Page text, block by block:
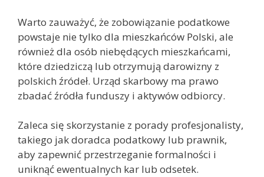
Warto zauważyć, że zobowiązanie podatkowe
powstaje nie tylko dla mieszkańców Polski, ale
również dla osób niebędących mieszkańcami,
które dziedziczą lub otrzymują darowizny z
polskich źródeł. Urząd skarbowy ma prawo
zbadać źródła funduszy i aktywów odbiorcy.
Zaleca się skorzystanie z porady profesjonalisty,
takiego jak doradca podatkowy lub prawnik,
aby zapewnić przestrzeganie formalności i
uniknąć ewentualnych kar lub odsetek.